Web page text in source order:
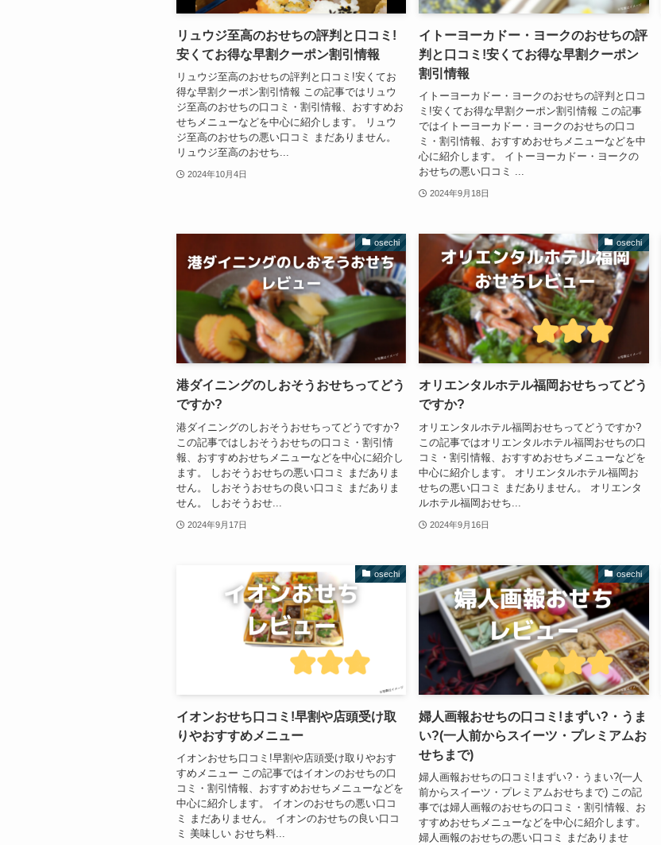
リュウジ至高のおせちの評判と口コミ!
安くてお得な早割クーポン割引情報
リュウジ至高のおせちの評判と口コミ!安くてお
得な早割クーポン割引情報 この記事ではリュウ
ジ至高のおせちの口コミ・割引情報、おすすめお
せちメニューなどを中心に紹介します。 リュウ
ジ至高のおせちの悪い口コミ まだありません。
リュウジ至高のおせち...
2024年10月4日
イトーヨーカドー・ヨークのおせちの評
判と口コミ!安くてお得な早割クーポン
割引情報
イトーヨーカドー・ヨークのおせちの評判と口コ
ミ!安くてお得な早割クーポン割引情報 この記事
ではイトーヨーカドー・ヨークのおせちの口コ
ミ・割引情報、おすすめおせちメニューなどを中
心に紹介します。 イトーヨーカドー・ヨークの
おせちの悪い口コミ ...
2024年9月18日
osechi
港ダイニングのしおそうおせちってどう
ですか?
港ダイニングのしおそうおせちってどうですか?
この記事ではしおそうおせちの口コミ・割引情
報、おすすめおせちメニューなどを中心に紹介し
ます。 しおそうおせちの悪い口コミ まだありま
せん。 しおそうおせちの良い口コミ まだありま
せん。 しおそうおせ...
2024年9月17日
osechi
オリエンタルホテル福岡おせちってどう
ですか?
オリエンタルホテル福岡おせちってどうですか?
この記事ではオリエンタルホテル福岡おせちの口
コミ・割引情報、おすすめおせちメニューなどを
中心に紹介します。 オリエンタルホテル福岡お
せちの悪い口コミ まだありません。 オリエンタ
ルホテル福岡おせち...
2024年9月16日
osechi
イオンおせち口コミ!早割や店頭受け取
りやおすすめメニュー
イオンおせち口コミ!早割や店頭受け取りやおす
すめメニュー この記事ではイオンのおせちの口
コミ・割引情報、おすすめおせちメニューなどを
中心に紹介します。 イオンのおせちの悪い口コ
ミ まだありません。 イオンのおせちの良い口コ
ミ 美味しい おせち料...
osechi
婦人画報おせちの口コミ!まずい?・うま
い?(一人前からスイーツ・プレミアムお
せちまで)
婦人画報おせちの口コミ!まずい?・うまい?(一人
前からスイーツ・プレミアムおせちまで) この記
事では婦人画報のおせちの口コミ・割引情報、お
すすめおせちメニューなどを中心に紹介します。
婦人画報のおせちの悪い口コミ まだありませ